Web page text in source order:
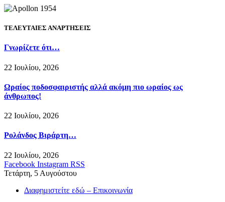
ΤΕΛΕΥΤΑΙΕΣ ΑΝΑΡΤΗΣΕΙΣ
Γνωρίζετε ότι…
22 Ιουλίου, 2026
Ωραίος ποδοσφαιριστής αλλά ακόμη πιο ωραίος ως
άνθρωπος!
22 Ιουλίου, 2026
Ρολάνδος Βιράρτη…
22 Ιουλίου, 2026
Facebook Instagram RSS
Τετάρτη, 5 Αυγούστου
Διαφημιστείτε εδώ – Επικοινωνία